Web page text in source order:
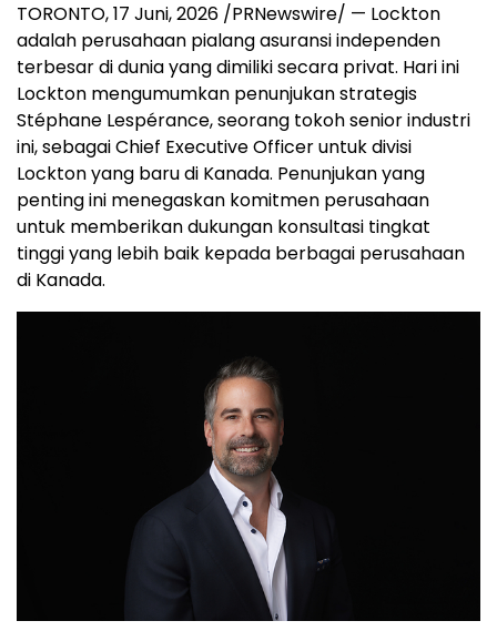
TORONTO,17 Juni, 2026 /PRNewswire/ — Lockton
adalah perusahaan pialang asuransi independen
terbesar di dunia yang dimiliki secara privat. Hari ini
Lockton mengumumkan penunjukan strategis
Stéphane Lespérance, seorang tokoh senior industri
ini, sebagai Chief Executive Officer untuk divisi
Lockton yang baru di Kanada. Penunjukan yang
penting ini menegaskan komitmen perusahaan
untuk memberikan dukungan konsultasi tingkat
tinggi yang lebih baik kepada berbagai perusahaan
di Kanada.